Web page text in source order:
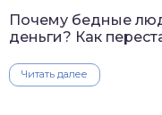
Почему бедные
деньги? Как
Читать далее